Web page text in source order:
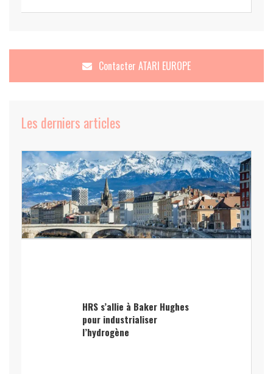
Contacter ATARI EUROPE
Les derniers articles
HRS s’allie à Baker Hughes
pour industrialiser
l’hydrogène